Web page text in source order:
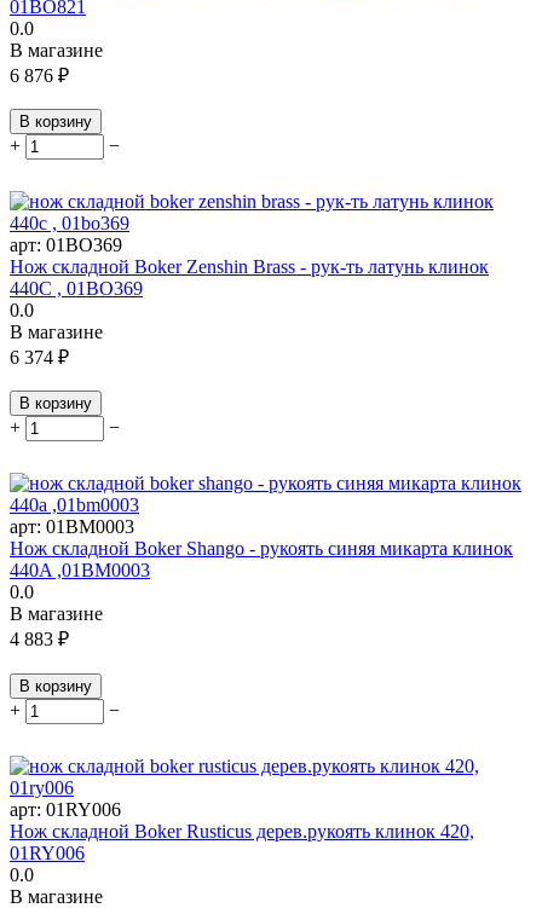
01BO821
0.0
В магазине
6 876 ₽
В корзину
+ −
арт: 01BO369
Нож складной Boker Zenshin Brass - рук-ть латунь клинок
440C , 01BO369
0.0
В магазине
6 374 ₽
В корзину
+ −
арт: 01BM0003
Нож складной Boker Shango - рукоять синяя микарта клинок
440A ,01BM0003
0.0
В магазине
4 883 ₽
В корзину
+ −
арт: 01RY006
Нож складной Boker Rusticus дерев.рукоять клинок 420,
01RY006
0.0
В магазине